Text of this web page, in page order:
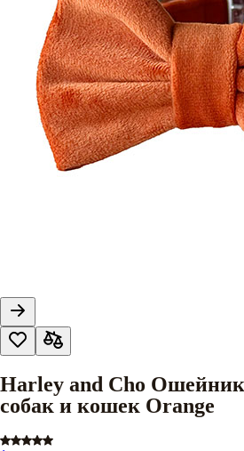
Harley and Cho
собак и кошек Orange